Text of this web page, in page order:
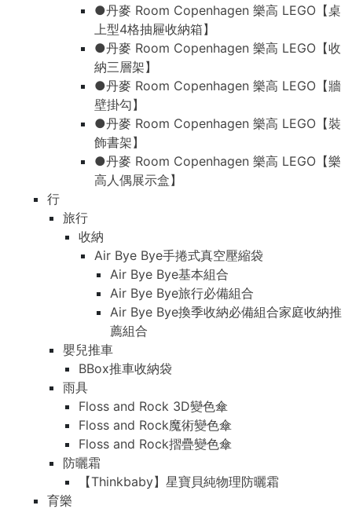
●丹麥 Room Copenhagen 樂高 LEGO【桌
上型4格抽屜收納箱】
●丹麥 Room Copenhagen 樂高 LEGO【收
納三層架】
●丹麥 Room Copenhagen 樂高 LEGO【牆
壁掛勾】
●丹麥 Room Copenhagen 樂高 LEGO【裝
飾書架】
●丹麥 Room Copenhagen 樂高 LEGO【樂
高人偶展示盒】
行
旅行
收納
Air Bye Bye手捲式真空壓縮袋
Air Bye Bye基本組合
Air Bye Bye旅行必備組合
Air Bye Bye換季收納必備組合家庭收納推
薦組合
嬰兒推車
BBox推車收納袋
雨具
Floss and Rock 3D變色傘
Floss and Rock魔術變色傘
Floss and Rock摺疊變色傘
防曬霜
【Thinkbaby】星寶貝純物理防曬霜
育樂